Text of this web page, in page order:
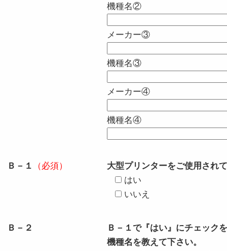
機種名②
メーカー③
機種名③
メーカー④
機種名④
Ｂ－１ （必須）
大型プリンターをご使用され
はい
いいえ
Ｂ－２
Ｂ－１で『はい』にチェック
機種名を教えて下さい。